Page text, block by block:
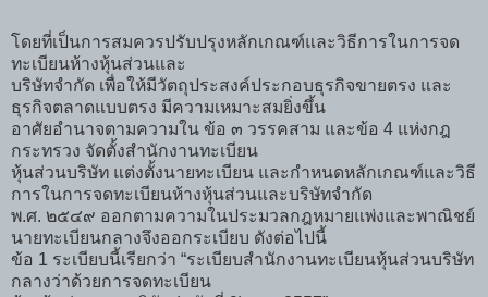
โดยที่เป็นการสมควรปรับปรุงหลักเกณฑ์และวิธีการในการจด
ทะเบียนห้างหุ้นส่วนและ
บริษัทจำกัด เพื่อให้มีวัตถุประสงค์ประกอบธุรกิจขายตรง และ
ธุรกิจตลาดแบบตรง มีความเหมาะสมยิ่งขึ้น
อาศัยอำนาจตามความใน ข้อ ๓ วรรคสาม และข้อ 4 แห่งกฎ
กระทรวง จัดตั้งสำนักงานทะเบียน
หุ้นส่วนบริษัท แต่งตั้งนายทะเบียน และกำหนดหลักเกณฑ์และวิธี
การในการจดทะเบียนห้างหุ้นส่วนและบริษัทจำกัด
พ.ศ. ๒๕๔๙ ออกตามความในประมวลกฎหมายแพ่งและพาณิชย์
นายทะเบียนกลางจึงออกระเบียบ ดังต่อไปนี้
ข้อ 1 ระเบียบนี้เรียกว่า “ระเบียบสำนักงานทะเบียนหุ้นส่วนบริษัท
กลางว่าด้วยการจดทะเบียน